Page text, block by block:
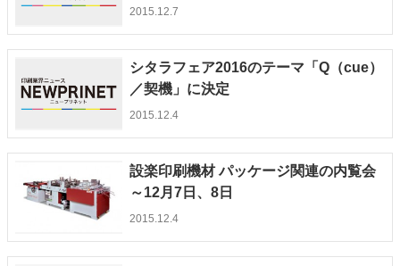
2015.12.7
シタラフェア2016のテーマ「Q（cue）
／契機」に決定
2015.12.4
設楽印刷機材 パッケージ関連の内覧会
～12月7日、8日
2015.12.4